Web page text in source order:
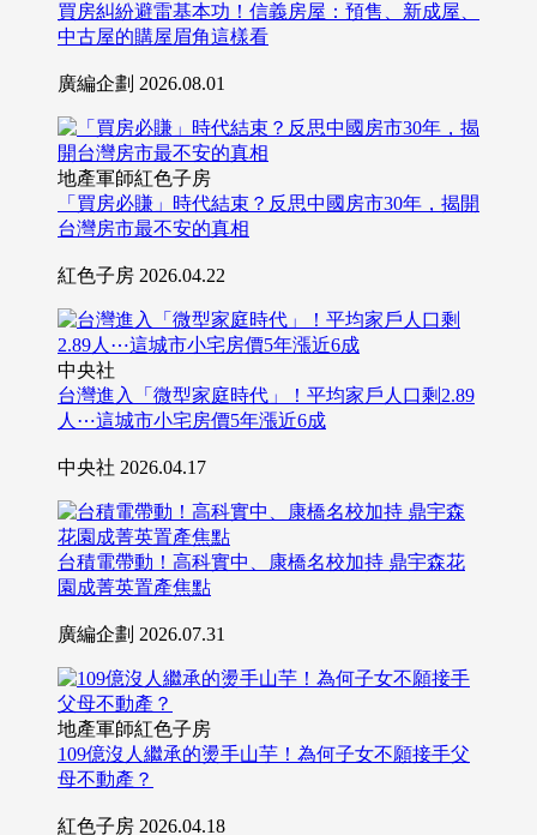
買房糾紛避雷基本功！信義房屋：預售、新成屋、
中古屋的購屋眉角這樣看
廣編企劃 2026.08.01
地產軍師紅色子房
「買房必賺」時代結束？反思中國房市30年，揭開
台灣房市最不安的真相
紅色子房 2026.04.22
中央社
台灣進入「微型家庭時代」！平均家戶人口剩2.89
人⋯這城市小宅房價5年漲近6成
中央社 2026.04.17
台積電帶動！高科實中、康橋名校加持 鼎宇森花
園成菁英置產焦點
廣編企劃 2026.07.31
地產軍師紅色子房
109億沒人繼承的燙手山芋！為何子女不願接手父
母不動產？
紅色子房 2026.04.18